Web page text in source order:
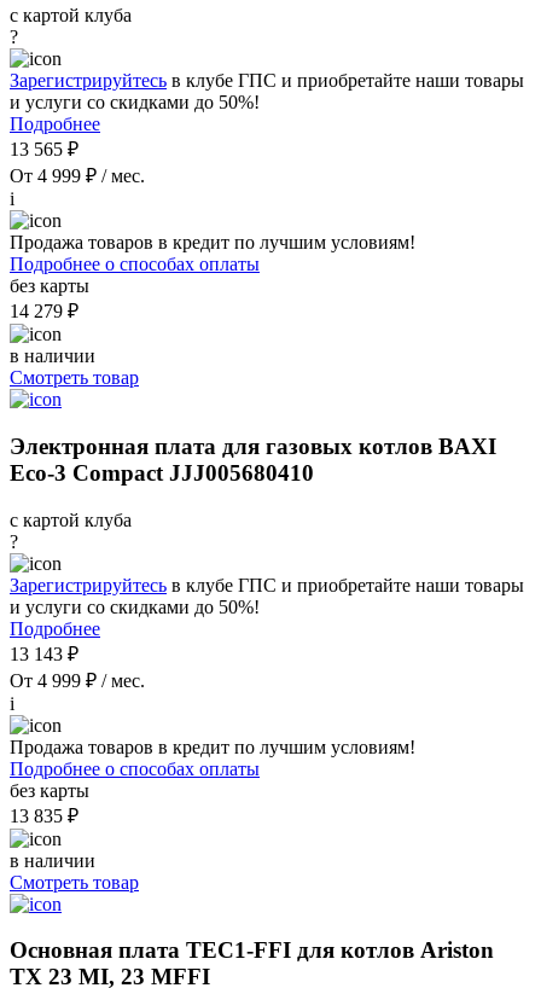
с картой клуба
?
Зарегистрируйтесь в клубе ГПС и приобретайте наши товары
и услуги со скидками до 50%!
Подробнее
13 565 ₽
От 4 999 ₽ / мес.
i
Продажа товаров в кредит по лучшим условиям!
Подробнее о способах оплаты
без карты
14 279 ₽
в наличии
Смотреть товар
Электронная плата для газовых котлов BAXI
Eco-3 Compact JJJ005680410
с картой клуба
?
Зарегистрируйтесь в клубе ГПС и приобретайте наши товары
и услуги со скидками до 50%!
Подробнее
13 143 ₽
От 4 999 ₽ / мес.
i
Продажа товаров в кредит по лучшим условиям!
Подробнее о способах оплаты
без карты
13 835 ₽
в наличии
Смотреть товар
Основная плата TEC1-FFI для котлов Ariston
TX 23 MI, 23 MFFI